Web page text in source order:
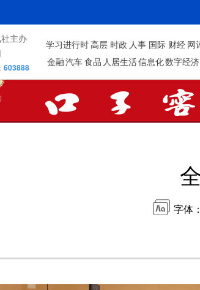
主办
603888
学习进行时高层 时政 人事 国际 财经 网
金融汽车食品 人居生活信息化数字经济
字体：